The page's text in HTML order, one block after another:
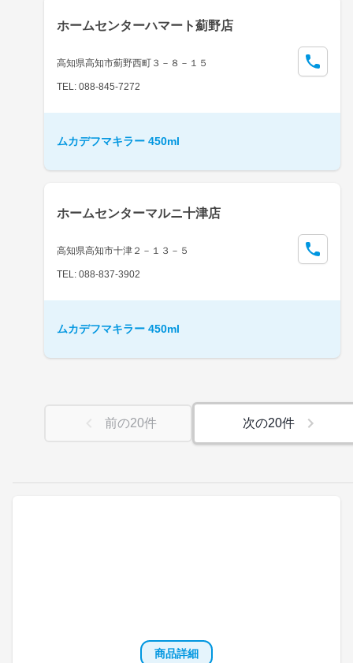
商品詳細
ホームセンターハマート薊野店
高知県高知市薊野西町３－８－１５
TEL: 088-845-7272
ムカデフマキラー 450ml
ホームセンターマルニ十津店
高知県高知市十津２－１３－５
TEL: 088-837-3902
ムカデフマキラー 450ml
前の20件 次の20件